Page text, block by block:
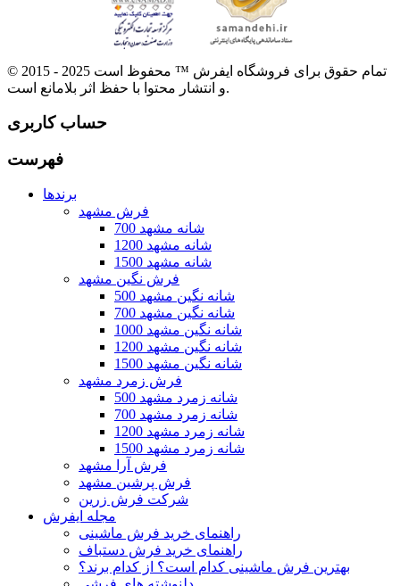
© 2015 - 2025 تمام حقوق برای فروشگاه ایفرش ™ محفوظ است
و انتشار محتوا با حفظ اثر بلامانع است.
حساب کاربری
فهرست
برندها
فرش مشهد
700 شانه مشهد
1200 شانه مشهد
1500 شانه مشهد
فرش نگین مشهد
500 شانه نگین مشهد
700 شانه نگین مشهد
1000 شانه نگین مشهد
1200 شانه نگین مشهد
1500 شانه نگین مشهد
فرش زمرد مشهد
500 شانه زمرد مشهد
700 شانه زمرد مشهد
1200 شانه زمرد مشهد
1500 شانه زمرد مشهد
فرش آرا مشهد
فرش پرشین مشهد
شرکت فرش زرین
مجله ایفرش
راهنمای خرید فرش ماشینی
راهنمای خرید فرش دستباف
بهترین فرش ماشینی کدام است؟ از کدام برند؟